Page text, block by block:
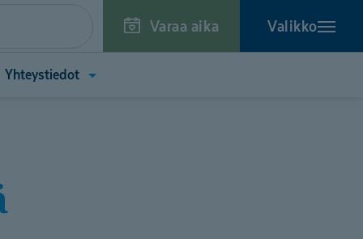
Varaa aika Valikko
Yhteystiedot Avaa